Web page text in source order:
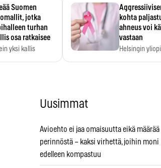
Suomen
jotka
turhan
osa ratkaisee
yksi kallis
kohta
ahneus voi
vastaan
Helsingin
Uusimmat
Avioehto ei jaa omaisuutta eikä määrää
perinnöstä – kaksi virhettä, joihin moni
edelleen kompastuu